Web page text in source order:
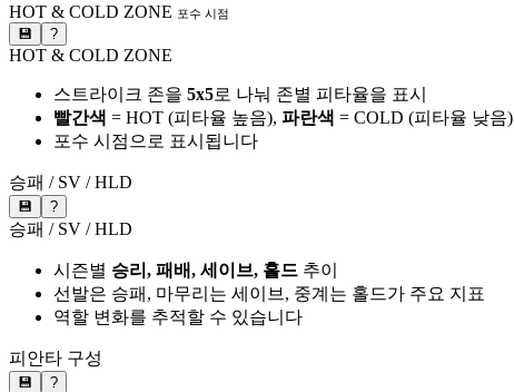
HOT & COLD ZONE 포수 시점
💾 ?
HOT & COLD ZONE
스트라이크 존을 5x5로 나눠 존별 피타율을 표시
빨간색 = HOT (피타율 높음), 파란색 = COLD (피타율 낮음)
포수 시점으로 표시됩니다
승패 / SV / HLD
💾 ?
승패 / SV / HLD
시즌별 승리, 패배, 세이브, 홀드 추이
선발은 승패, 마무리는 세이브, 중계는 홀드가 주요 지표
역할 변화를 추적할 수 있습니다
피안타 구성
💾 ?